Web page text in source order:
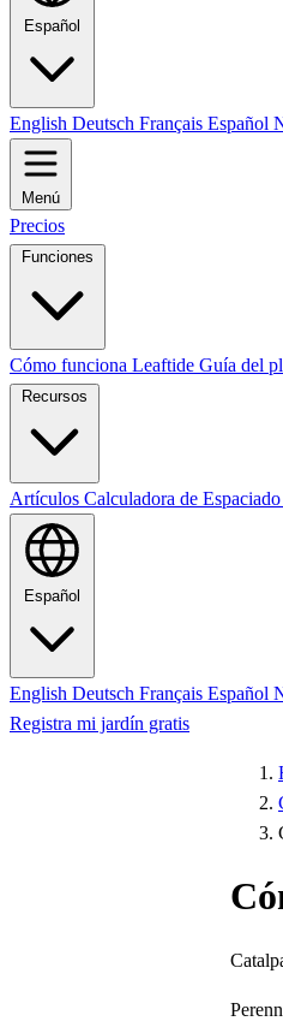
Español
English Deutsch Français Español
Menú
Precios
Funciones
Cómo funciona Leaftide Guía del
Recursos
Artículos Calculadora de Espaciado
Español
English Deutsch Français Español
Registra mi jardín gratis